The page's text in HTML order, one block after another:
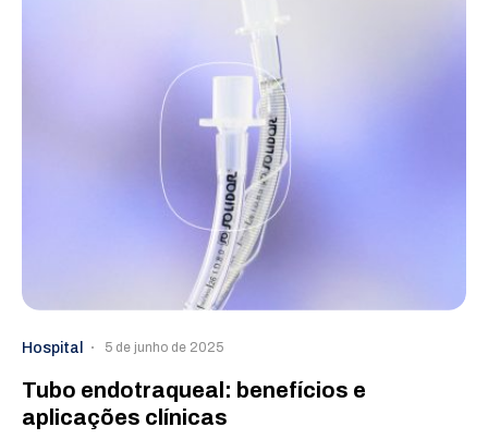
Hospital 5 de junho de 2025
Tubo endotraqueal: benefícios e
aplicações clínicas